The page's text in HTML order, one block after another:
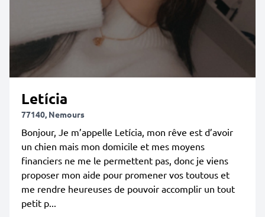
Letícia
77140, Nemours
Bonjour, Je m’appelle Letícia, mon rêve est d’avoir
un chien mais mon domicile et mes moyens
financiers ne me le permettent pas, donc je viens
proposer mon aide pour promener vos toutous et
me rendre heureuses de pouvoir accomplir un tout
petit p...